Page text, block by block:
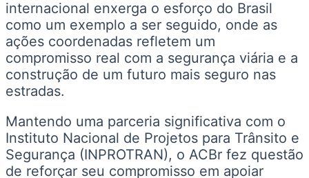
internacional enxerga o esforço do Brasil
como um exemplo a ser seguido, onde as
ações coordenadas refletem um
compromisso real com a segurança viária e a
construção de um futuro mais seguro nas
estradas.
Mantendo uma parceria significativa com o
Instituto Nacional de Projetos para Trânsito e
Segurança (INPROTRAN), o ACBr fez questão
de reforçar seu compromisso em apoiar